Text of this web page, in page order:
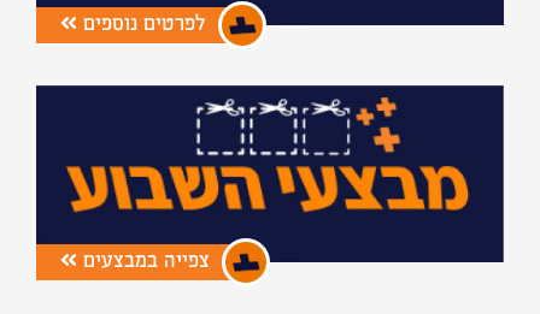
לפרטים נוספים
צפייה במבצעים